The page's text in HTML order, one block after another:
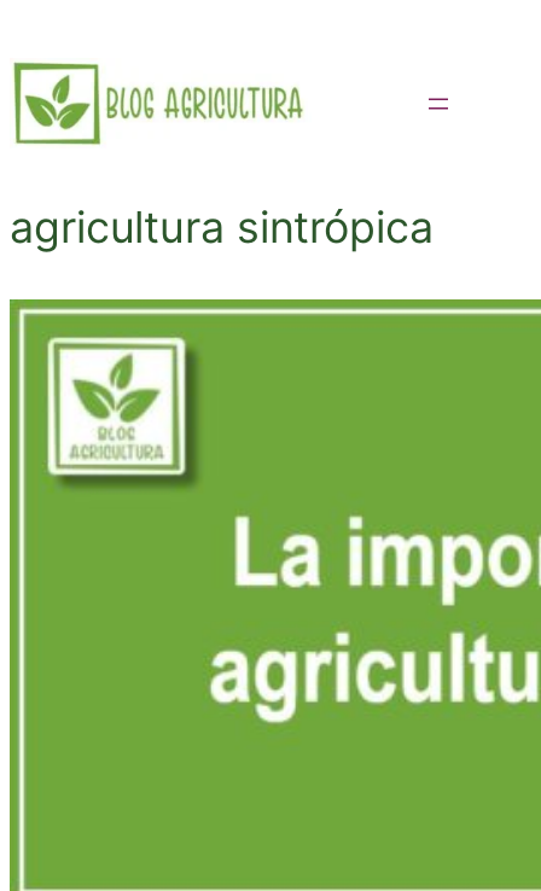
Saltar
al
contenido
agricultura sintrópica